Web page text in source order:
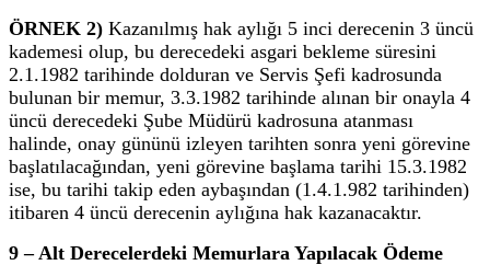
ÖRNEK 2) Kazanılmış hak aylığı 5 inci derecenin 3 üncü
kademesi olup, bu derecedeki asgari bekleme süresini
2.1.1982 tarihinde dolduran ve Servis Şefi kadrosunda
bulunan bir memur, 3.3.1982 tarihinde alınan bir onayla 4
üncü derecedeki Şube Müdürü kadrosuna atanması
halinde, onay gününü izleyen tarihten sonra yeni görevine
başlatılacağından, yeni görevine başlama tarihi 15.3.1982
ise, bu tarihi takip eden aybaşından (1.4.1.982 tarihinden)
itibaren 4 üncü derecenin aylığına hak kazanacaktır.
9 – Alt Derecelerdeki Memurlara Yapılacak Ödeme